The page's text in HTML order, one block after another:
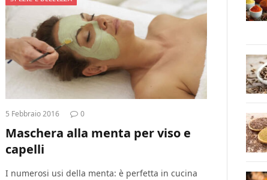
5 Febbraio 2016 0
Maschera alla menta per viso e
capelli
I numerosi usi della menta: è perfetta in cucina